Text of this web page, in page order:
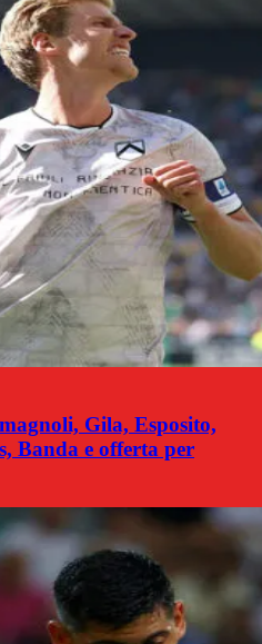
Gila, Esposito,
Banda e offerta per